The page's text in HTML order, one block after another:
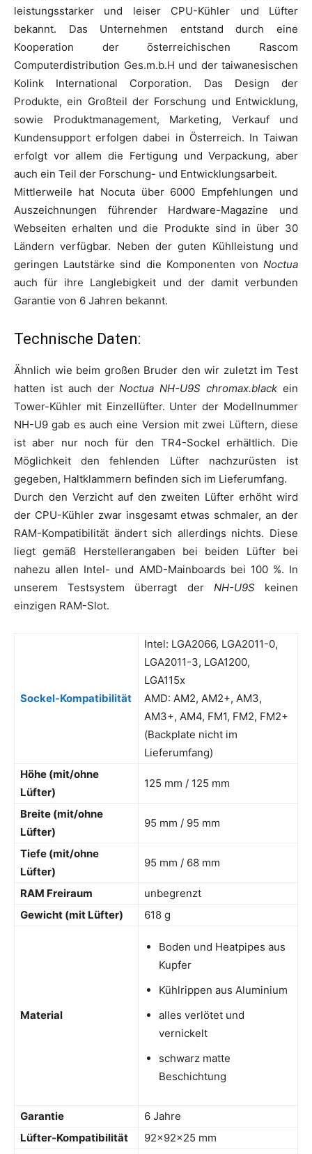
leistungsstarker und leiser CPU-Kühler und Lüfter
bekannt. Das Unternehmen entstand durch eine
Kooperation der österreichischen Rascom
Computerdistribution Ges.m.b.H und der taiwanesischen
Kolink International Corporation. Das Design der
Produkte, ein Großteil der Forschung und Entwicklung,
sowie Produktmanagement, Marketing, Verkauf und
Kundensupport erfolgen dabei in Österreich. In Taiwan
erfolgt vor allem die Fertigung und Verpackung, aber
auch ein Teil der Forschung- und Entwicklungsarbeit.
Mittlerweile hat Nocuta über 6000 Empfehlungen und
Auszeichnungen führender Hardware-Magazine und
Webseiten erhalten und die Produkte sind in über 30
Ländern verfügbar. Neben der guten Kühlleistung und
geringen Lautstärke sind die Komponenten von Noctua
auch für ihre Langlebigkeit und der damit verbunden
Garantie von 6 Jahren bekannt.
Technische Daten:
Ähnlich wie beim großen Bruder den wir zuletzt im Test
hatten ist auch derNoctua NH-U9S chromax.black ein
Tower-Kühler mit Einzellüfter. Unter der Modellnummer
NH-U9 gab es auch eine Version mit zwei Lüftern, diese
ist aber nur noch für den TR4-Sockel erhältlich. Die
Möglichkeit den fehlenden Lüfter nachzurüsten ist
gegeben, Haltklammern befinden sich im Lieferumfang.
Durch den Verzicht auf den zweiten Lüfter erhöht wird
der CPU-Kühler zwar insgesamt etwas schmaler, an der
RAM-Kompatibilität ändert sich allerdings nichts. Diese
liegt gemäß Herstellerangaben bei beiden Lüfter bei
nahezu allen Intel- und AMD-Mainboards bei 100 %. In
unserem Testsystem überragt der NH-U9Skeinen
einzigen RAM-Slot.
Sockel-Kompatibilität
Intel: LGA2066, LGA2011-0,
LGA2011-3, LGA1200,
LGA115x
AMD: AM2, AM2+, AM3,
AM3+, AM4, FM1, FM2, FM2+
(Backplate nicht im
Lieferumfang)
Höhe (mit/ohne
Lüfter)
125 mm / 125 mm
Breite (mit/ohne
Lüfter)
95 mm / 95 mm
Tiefe (mit/ohne
Lüfter)
95 mm / 68 mm
RAM Freiraum
unbegrenzt
Gewicht (mit Lüfter)
618 g
Material
Boden und Heatpipes aus
Kupfer
Kühlrippen aus Aluminium
alles verlötet und
vernickelt
schwarz matte
Beschichtung
Garantie
6 Jahre
Lüfter-Kompatibilität
92x92x25 mm